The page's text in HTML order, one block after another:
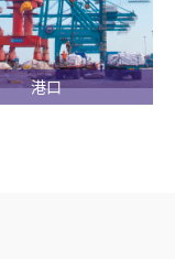
港口